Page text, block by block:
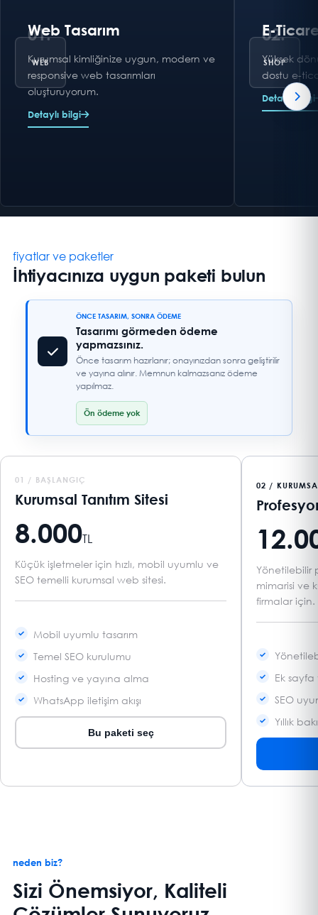
01.
Web Tasarım
Kurumsal kimliğinize uygun, modern ve
responsive web tasarımları
oluşturuyorum.
Detaylı bilgi
02.
E-
Yüksek
dostu e-
Detaylı bilgi
fiyatlar ve paketler
İhtiyacınıza uygun paketi bulun
ÖNCE TASARIM, SONRA ÖDEME
Tasarımı görmeden ödeme
yapmazsınız.
Önce tasarım hazırlanır; onayınızdan sonra geliştirilir
ve yayına alınır. Memnun kalmazsanız ödeme
yapılmaz.
Ön ödeme yok
01 / BAŞLANGIÇ
Kurumsal Tanıtım Sitesi
8.000TL
Küçük işletmeler için hızlı, mobil uyumlu ve
SEO temelli kurumsal web sitesi.
Mobil uyumlu tasarım
Temel SEO kurulumu
Hosting ve yayına alma
WhatsApp iletişim akışı
Bu paketi seç
02 /
Yönetilebilir
mimarisi ve
firmalar için.
Ek sayfa
SEO
Yıllık
neden biz?
Sizi Önemsiyor, Kaliteli